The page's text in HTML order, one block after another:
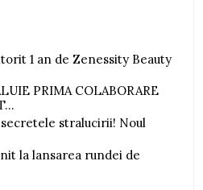
1 an de Zenessity Beauty
PRIMA COLABORARE
secretele stralucirii! Noul
la lansarea rundei de